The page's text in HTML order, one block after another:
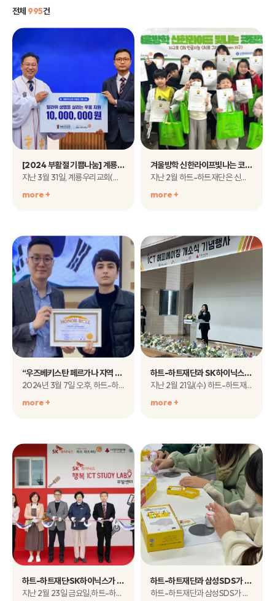
전체 995건
[2024 부활절 기쁨나눔] 계룡우리교회, 4번째 아프리카 식수환경개선을 위한 후원금 전달식 개최
지난 3월 31일, 계룡우리교회(김영국 담임목사)는 2024년 부활절을 맞이해 ..
more +
겨울방학 신한라이프빛나는 코딩캠프 교육을 소개합니다.
지난 2월 하트-하트재단은 신한라이프빛나는재단의 지원으로『겨울방학 신..
more +
“우즈베키스탄 페르가나 지역 교육 지원 사업 ‘Speak for Success’ 3기 수료식 개최”
2024년 3월 7일 오후, 하트-하트재단과 포스코인터내셔널이 함께 수행하는&n..
more +
하트-하트재단과 SK하이닉스와 함께한 ICT해피에이징 개소식 그 현장으로 여러분을 초대합니다!
지난 2월 21일(수) 하트-하트재단은SK하이닉..
more +
하트-하트재단·SK하이닉스가 함께하는 『행복 ICT 스터디 랩』 개소식 현장 소식
지난 2월 23일 금요일,하트-하트재단이 SK하이닉스, 이천시청소년재..
하트-하트재단과 삼성SDS가 함께하는 『미래 IT 교육 도서관』 현장 둘러보기
하트-하트재단과 삼성SDS가 함께하는 『미래 IT 교육 도서관』 현장 둘러보기&..